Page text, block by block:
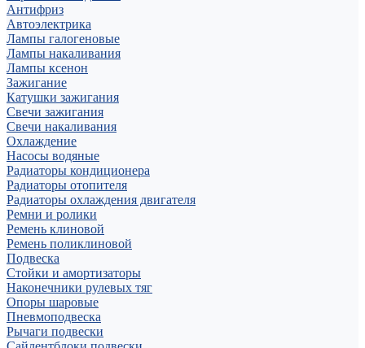
Антифриз
Автоэлектрика
Лампы галогеновые
Лампы накаливания
Лампы ксенон
Зажигание
Катушки зажигания
Свечи зажигания
Свечи накаливания
Охлаждение
Насосы водяные
Радиаторы кондиционера
Радиаторы отопителя
Радиаторы охлаждения двигателя
Ремни и ролики
Ремень клиновой
Ремень поликлиновой
Подвеска
Стойки и амортизаторы
Наконечники рулевых тяг
Опоры шаровые
Пневмоподвеска
Рычаги подвески